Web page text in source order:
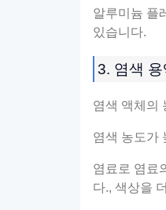
알루미늄 플
있습니다.
3. 염색
염색 액체의
염색 농도가
염료로 염료
다., 색상을